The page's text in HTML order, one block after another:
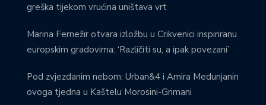
greška tijekom vrućina uništava vrt
Marina Fernežir otvara izložbu u Crikvenici inspiriranu
europskim gradovima: ‘Različiti su, a ipak povezani’
Pod zvjezdanim nebom: Urban&4 i Amira Medunjanin
ovoga tjedna u Kaštelu Morosini-Grimani